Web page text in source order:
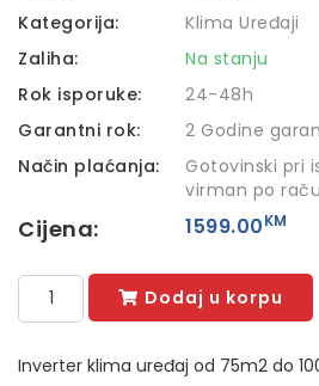
Kategorija:
Klima Uređaji
Zaliha:
Na stanju
Rok isporuke:
24-48h
Garantni rok:
2 Godine
Način plaćanja:
Gotovinski pri
virman po
Cijena: 1599.00KM
Dodaj u korpu
Inverter klima uređaj od 75m2 do